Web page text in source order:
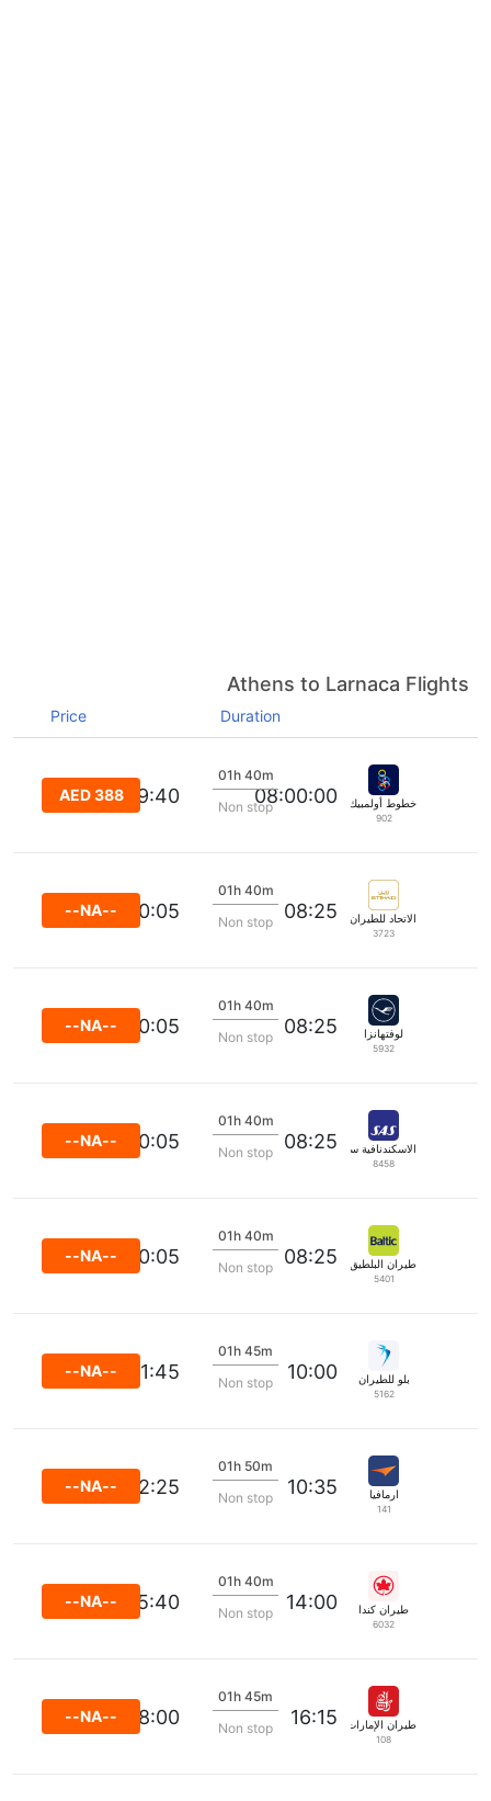
Athens to Larnaca Flights
Duration
Price
خطوط أولمبيك الجوية
902
08:00:00
01h 40m
Non stop
09:40
AED 388
الاتحاد للطيران
3723
08:25
01h 40m
Non stop
10:05
--NA--
لوفتهانزا
5932
08:25
01h 40m
Non stop
10:05
--NA--
الاسكندنافية ساس
8458
08:25
01h 40m
Non stop
10:05
--NA--
طيران البلطيق
5401
08:25
01h 40m
Non stop
10:05
--NA--
بلو للطيران
5162
10:00
01h 45m
Non stop
11:45
--NA--
ارمافيا
141
10:35
01h 50m
Non stop
12:25
--NA--
طيران كندا
6032
14:00
01h 40m
Non stop
15:40
--NA--
طيران الإمارات
108
16:15
01h 45m
Non stop
18:00
--NA--